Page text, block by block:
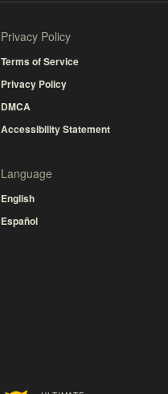
Privacy Policy
Terms of Service
Privacy Policy
DMCA
Accessibility Statement
Language
English
Español